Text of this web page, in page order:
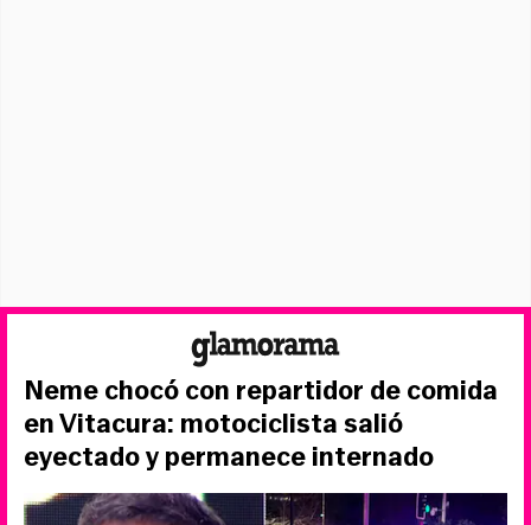
Neme chocó con repartidor de comida
en Vitacura: motociclista salió
eyectado y permanece internado